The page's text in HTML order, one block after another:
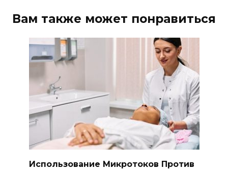
Вам также может понравиться
Использование Микротоков Против